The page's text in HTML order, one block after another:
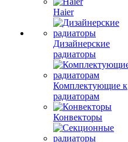
Haier
Дизайнерские
радиаторы
Комплектующие к
радиаторам
Конвекторы